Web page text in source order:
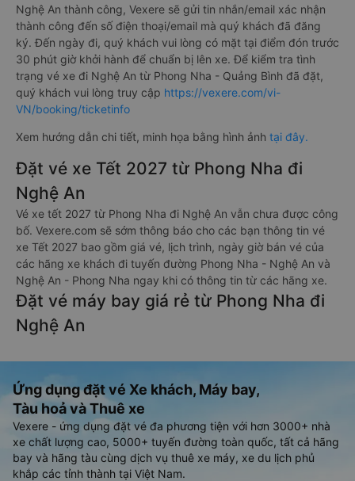
Nghệ An thành công, Vexere sẽ gửi tin nhắn/email xác nhận
thành công đến số điện thoại/email mà quý khách đã đăng
ký. Đến ngày đi, quý khách vui lòng có mặt tại điểm đón trước
30 phút giờ khởi hành để chuẩn bị lên xe. Để kiểm tra tình
trạng vé xe đi Nghệ An từ Phong Nha - Quảng Bình đã đặt,
quý khách vui lòng truy cập https://vexere.com/vi-
VN/booking/ticketinfo
Xem hướng dẫn chi tiết, minh họa bằng hình ảnh tại đây.
Đặt vé xe Tết 2027 từ Phong Nha đi
Nghệ An
Vé xe tết 2027 từ Phong Nha đi Nghệ An vẫn chưa được công
bố. Vexere.com sẽ sớm thông báo cho các bạn thông tin vé
xe Tết 2027 bao gồm giá vé, lịch trình, ngày giờ bán vé của
các hãng xe khách đi tuyến đường Phong Nha - Nghệ An và
Nghệ An - Phong Nha ngay khi có thông tin từ các hãng xe.
Đặt vé máy bay giá rẻ từ Phong Nha đi
Nghệ An
Ứng dụng đặt vé Xe khách, Máy bay,
Tàu hoả và Thuê xe
Vexere - ứng dụng đặt vé đa phương tiện với hơn 3000+ nhà
xe chất lượng cao, 5000+ tuyến đường toàn quốc, tất cả hãng
bay và hãng tàu cùng dịch vụ thuê xe máy, xe du lịch phủ
khắp các tỉnh thành tại Việt Nam.